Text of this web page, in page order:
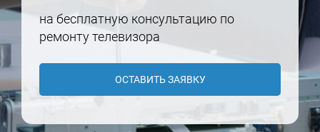
на бесплатную консультацию по
ремонту телевизора
ОСТАВИТЬ ЗАЯВКУ